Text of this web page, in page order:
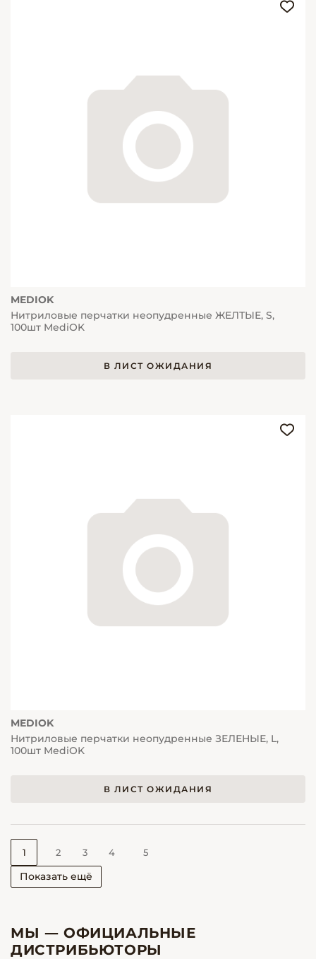
MEDIOK
Нитриловые перчатки неопудренные ЖЕЛТЫЕ, S,
100шт MediOK
В ЛИСТ ОЖИДАНИЯ
MEDIOK
Нитриловые перчатки неопудренные ЗЕЛЕНЫЕ, L,
100шт MediOK
В ЛИСТ ОЖИДАНИЯ
Показать ещё
1 2 3 4 5
МЫ — ОФИЦИАЛЬНЫЕ
ДИСТРИБЬЮТОРЫ